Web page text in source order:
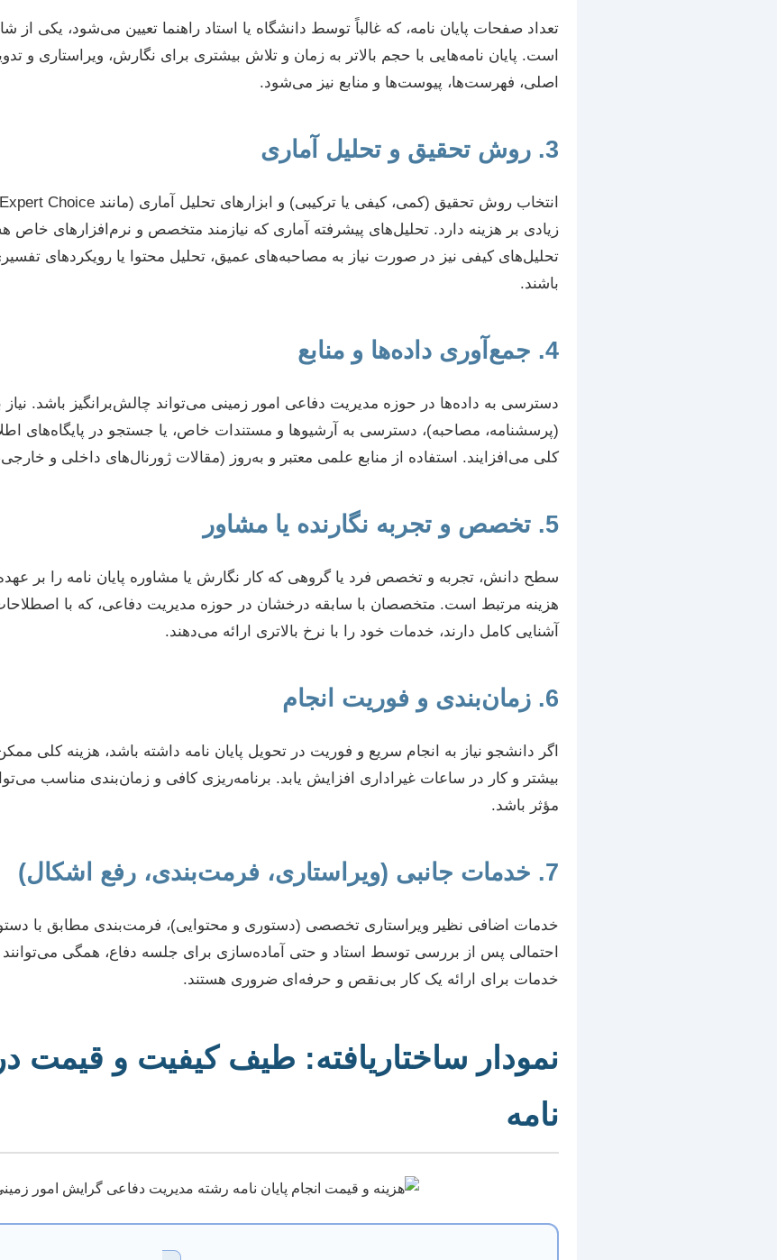
تعداد صفحات پایان نامه، که غالباً توسط دانشگاه یا استاد راهنما تعیین می‌شود، یکی از
است. پایان نامه‌هایی با حجم بالاتر به زمان و تلاش بیشتری برای نگارش، ویراستاری و
اصلی، فهرست‌ها، پیوست‌ها و منابع نیز می‌شود.
3. روش تحقیق و تحلیل آماری
زیادی بر هزینه دارد. تحلیل‌های پیشرفته آماری که نیازمند متخصص و نرم‌افزارهای خاص
تحلیل‌های کیفی نیز در صورت نیاز به مصاحبه‌های عمیق، تحلیل محتوا یا رویکردهای
باشند.
4. جمع‌آوری داده‌ها و منابع
دسترسی به داده‌ها در حوزه مدیریت دفاعی امور زمینی می‌تواند چالش‌برانگیز باشد. نیاز
(پرسشنامه، مصاحبه)، دسترسی به آرشیوها و مستندات خاص، یا جستجو در پایگاه‌های
کلی می‌افزایند. استفاده از منابع علمی معتبر و به‌روز (مقالات ژورنال‌های داخلی و
5. تخصص و تجربه نگارنده یا مشاور
سطح دانش، تجربه و تخصص فرد یا گروهی که کار نگارش یا مشاوره پایان نامه را بر
هزینه مرتبط است. متخصصان با سابقه درخشان در حوزه مدیریت دفاعی، که با
آشنایی کامل دارند، خدمات خود را با نرخ بالاتری ارائه می‌دهند.
6. زمان‌بندی و فوریت انجام
اگر دانشجو نیاز به انجام سریع و فوریت در تحویل پایان نامه داشته باشد، هزینه کلی
بیشتر و کار در ساعات غیراداری افزایش یابد. برنامه‌ریزی کافی و زمان‌بندی مناسب
مؤثر باشد.
7. خدمات جانبی (ویراستاری، فرمت‌بندی، رفع اشکال)
خدمات اضافی نظیر ویراستاری تخصصی (دستوری و محتوایی)، فرمت‌بندی مطابق با
احتمالی پس از بررسی توسط استاد و حتی آماده‌سازی برای جلسه دفاع، همگی می‌توانند
خدمات برای ارائه یک کار بی‌نقص و حرفه‌ای ضروری هستند.
نمودار ساختاریافته: طیف کیفیت و قیمت در
نامه